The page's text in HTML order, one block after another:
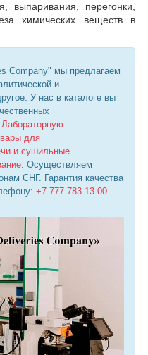
выпаривания, перегонки,
химических веществ в
Company" мы предлагаем
и
У нас в каталоге вы
Лабораторную
для
и сушильные
. Осуществляем
СНГ. Гарантия качества
+7 777 783 13 00.